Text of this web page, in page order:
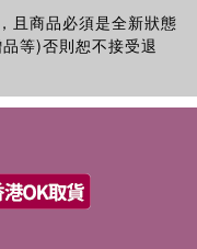
且商品必須是全新狀態
等)否則恕不接受退